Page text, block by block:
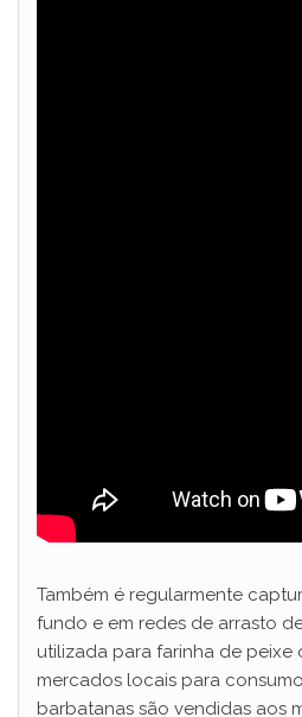
Também é regularmente
fundo e em redes de arrasto
utilizada para farinha de peixe
mercados locais para
barbatanas são vendidas aos